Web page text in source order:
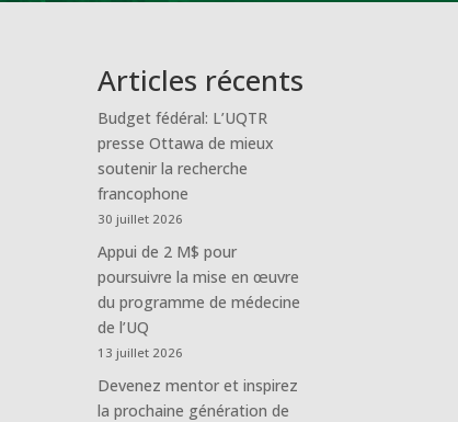
Articles récents
Budget fédéral: L’UQTR
presse Ottawa de mieux
soutenir la recherche
francophone
30 juillet 2026
Appui de 2 M$ pour
poursuivre la mise en œuvre
du programme de médecine
de l’UQ
13 juillet 2026
Devenez mentor et inspirez
la prochaine génération de